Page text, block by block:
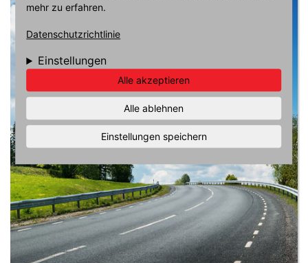
mehr zu erfahren.
Datenschutzrichtlinie
Einstellungen
Alle akzeptieren
Alle ablehnen
Einstellungen speichern